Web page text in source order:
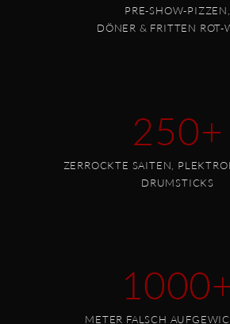
PRE-SHOW-PIZZEN,
DÖNER & FRITTEN ROT-
250+
ZERROCKTE SAITEN,
DRUMSTICKS
METER FALSCH